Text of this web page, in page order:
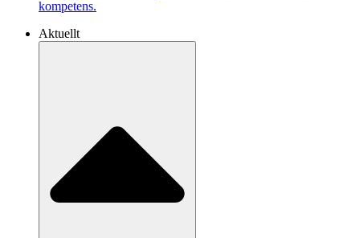
kompetens.
Aktuellt